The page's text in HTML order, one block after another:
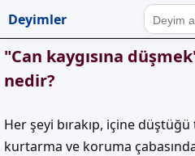
Deyimler
"Can kaygısına
nedir?
Her şeyi bırakıp, içine düştüğü
kurtarma ve koruma